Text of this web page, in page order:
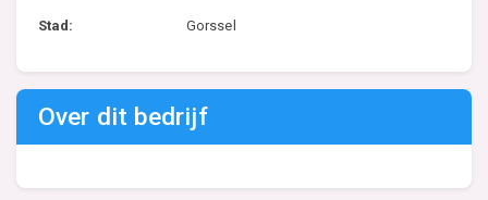
Stad: Gorssel
Over dit bedrijf